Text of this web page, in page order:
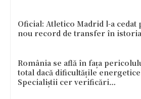
Oficial: Atletico Madrid l-a cedat
nou record de transfer în
România se află în fața
total dacă dificultățile
Specialiștii cer verificări…